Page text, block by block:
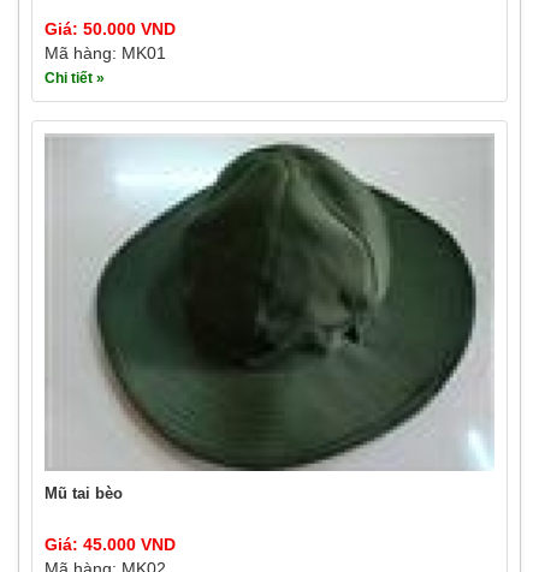
Giá: 50.000 VND
Mã hàng: MK01
Chi tiết »
Mũ tai bèo
Giá: 45.000 VND
Mã hàng: MK02